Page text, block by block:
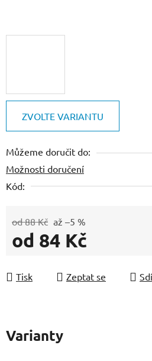
ZVOLTE VARIANTU
Můžeme doručit do:
Možnosti doručení
Kód:
od 88 Kč až –5 %
od 84 Kč
Tisk
Zeptat se
Varianty